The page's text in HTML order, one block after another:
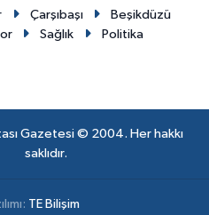
Çarşıbaşı
Beşikdüzü
Sağlık
Politika
Gazetesi © 2004. Her hakkı
saklıdır.
TE Bilişim